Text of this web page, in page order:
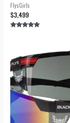
FlysGirls
$3,499